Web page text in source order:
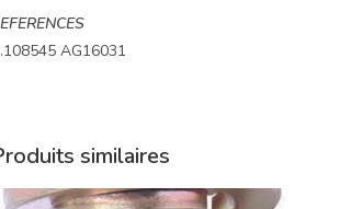
AG16031
similaires